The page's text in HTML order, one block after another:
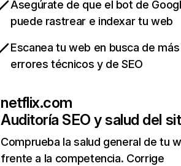
Asegúrate de que el bot de
puede rastrear e indexar tu web
Escanea tu web en busca de
errores técnicos y de SEO
netflix.com
Auditoría SEO y salud del
Comprueba la salud general de tu
frente a la competencia. Corrige